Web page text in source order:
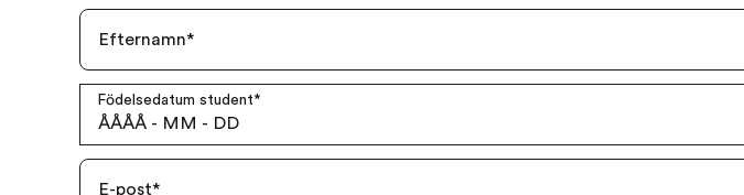
Efternamn*
Födelsedatum student*
ÅÅÅÅ - MM - DD
E-post*